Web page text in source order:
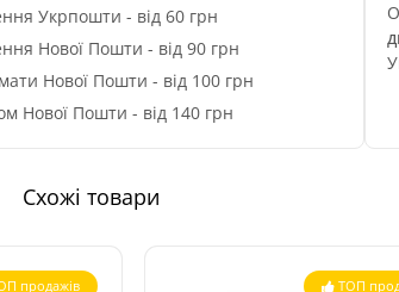
Укрпошти - від 60 грн
Нової Пошти - від 90 грн
Нової Пошти - від 100 грн
Нової Пошти - від 140 грн
Схожі товари
продажів ТОП